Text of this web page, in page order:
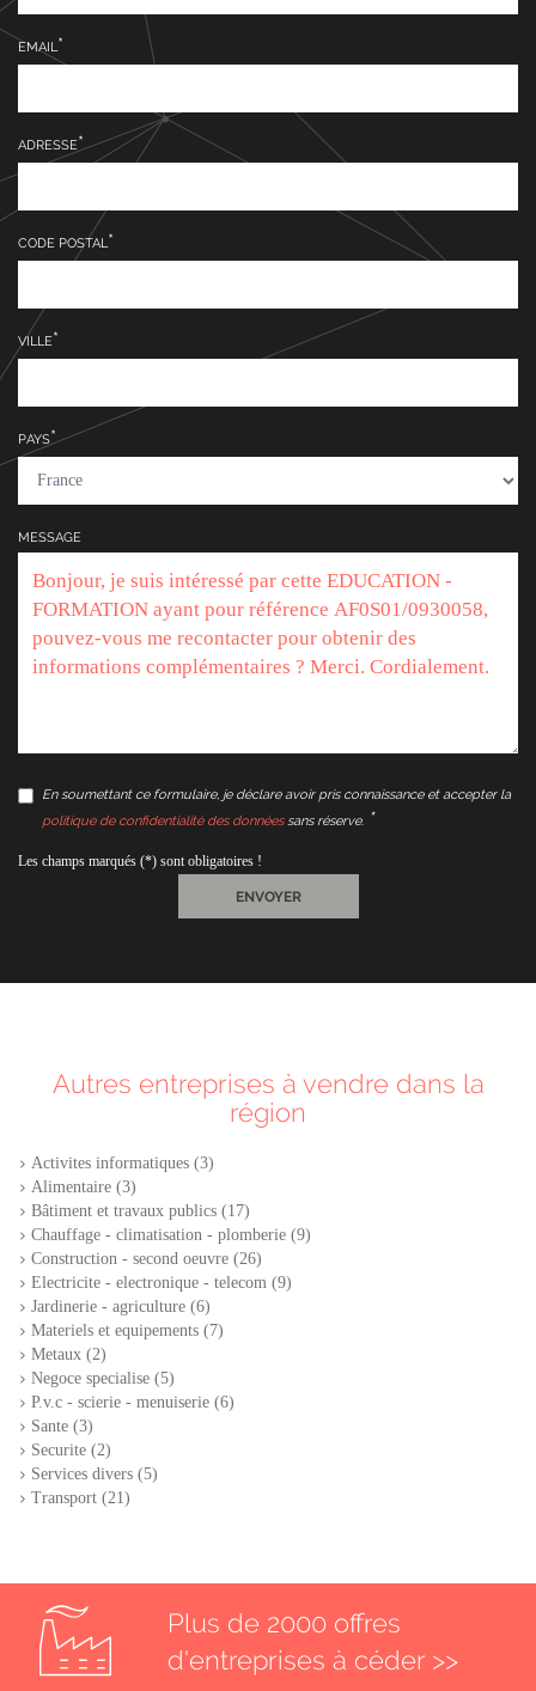
EMAIL
ADRESSE
CODE POSTAL
VILLE
PAYS
MESSAGE
En soumettant ce formulaire, je déclare avoir pris connaissance et accepter la
politique de confidentialité des donnéessans réserve.
Les champs marqués (*) sont obligatoires !
ENVOYER
Autres entreprises à vendre dans la
région
Activites informatiques (3)
Alimentaire (3)
Bâtiment et travaux publics (17)
Chauffage - climatisation - plomberie (9)
Construction - second oeuvre (26)
Electricite - electronique - telecom (9)
Jardinerie - agriculture (6)
Materiels et equipements (7)
Metaux (2)
Negoce specialise (5)
P.v.c - scierie - menuiserie (6)
Sante (3)
Securite (2)
Services divers (5)
Transport (21)
Plus de 2000 offres
d'entreprises à céder >>